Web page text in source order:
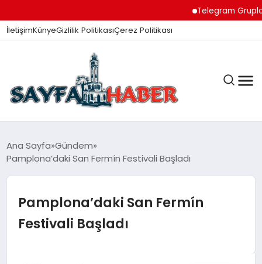
Telegram Grupları
İletişimKünyeGizlilik PolitikasıÇerez Politikası
ANA SAYFA
İZMIR HABERLERI
Ana Sayfa Gündem
Pamplona’daki San Fermín Festivali Başladı
Pamplona’daki San Fermín
Festivali Başladı